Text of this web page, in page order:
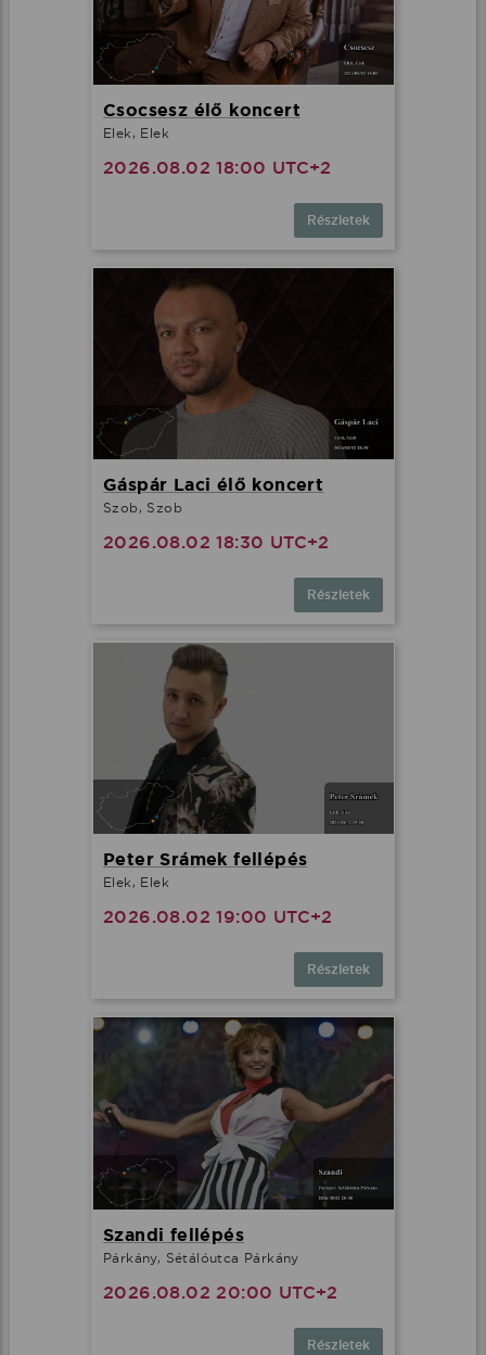
Csocsesz élő koncert
Elek, Elek
2026.08.02 18:00 UTC+2
Részletek
Gáspár Laci élő koncert
Szob, Szob
2026.08.02 18:30 UTC+2
Részletek
Peter Srámek fellépés
Elek, Elek
2026.08.02 19:00 UTC+2
Részletek
Szandi fellépés
Párkány, Sétálóutca Párkány
2026.08.02 20:00 UTC+2
Részletek